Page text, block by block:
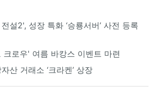
설2', 성장 특화 ‘승룡서버’ 사전 등록
크로우' 여름 바캉스 이벤트 마련
산 거래소 ‘크라켄’ 상장